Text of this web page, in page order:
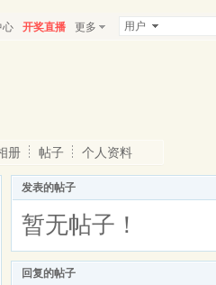
心 开奖直播 更多 用户
册 帖子 个人资料
发表的帖子
暂无帖子！
回复的帖子